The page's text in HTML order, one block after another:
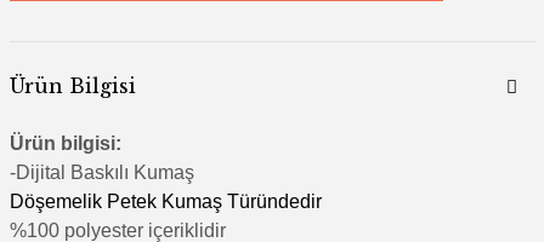
Ürün Bilgisi
Ürün bilgisi:
-Dijital Baskılı Kumaş
Döşemelik Petek Kumaş Türündedir
%100 polyester içeriklidir